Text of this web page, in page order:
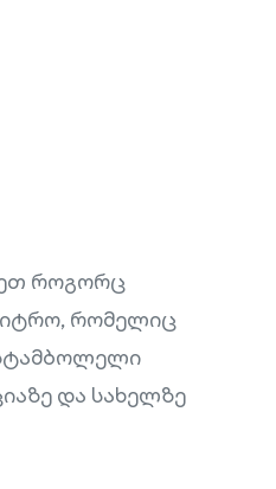
როგორც
რომელიც
და სახელზე